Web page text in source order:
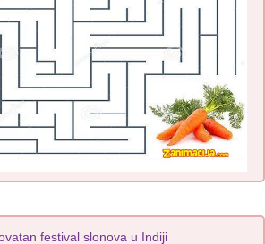
festival slonova u Indiji